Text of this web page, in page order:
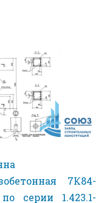
7К84-
серии 1.423.1-